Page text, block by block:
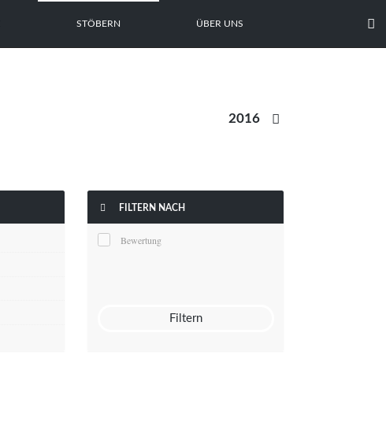
STÖBERN ÜBER UNS 

 FILTERN NACH
Bewertung
Filtern